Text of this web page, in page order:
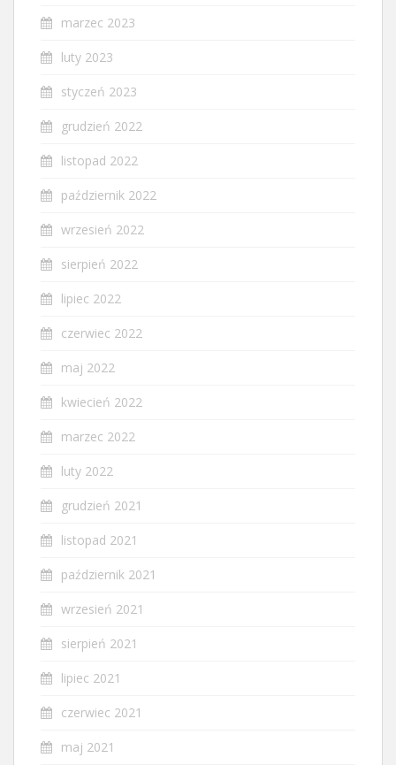
marzec 2023
luty 2023
styczeń 2023
grudzień 2022
listopad 2022
październik 2022
wrzesień 2022
sierpień 2022
lipiec 2022
czerwiec 2022
maj 2022
kwiecień 2022
marzec 2022
luty 2022
grudzień 2021
listopad 2021
październik 2021
wrzesień 2021
sierpień 2021
lipiec 2021
czerwiec 2021
maj 2021